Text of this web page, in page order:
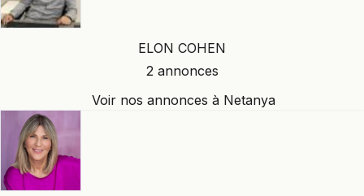
ELON COHEN
2 annonces
Voir nos annonces à Netanya